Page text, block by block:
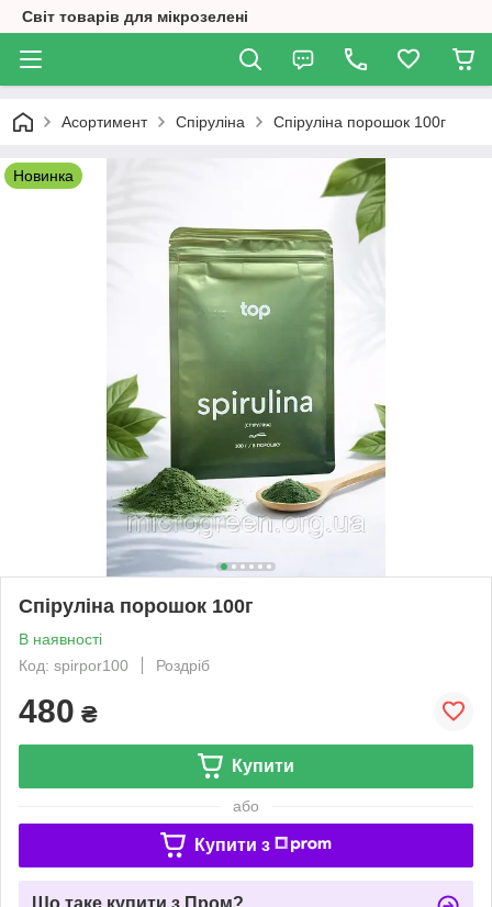
Світ товарів для мікрозелені
Асортимент Спіруліна Спіруліна порошок 100г
Новинка
Спіруліна порошок 100г
В наявності
Код: spirpor100
Роздріб
480 ₴
Купити
або
Купити з
Що таке купити з Пром?